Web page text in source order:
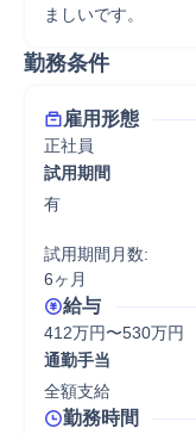
ましいです。
勤務条件
雇用形態
正社員
試用期間
有
試用期間月数:
6ヶ月
給与
412万円〜530万円
通勤手当
全額支給
勤務時間